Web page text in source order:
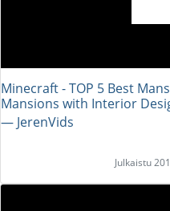
Minecraft - TOP 5 Best
Mansions with Interior
― JerenVids
Julkaistu